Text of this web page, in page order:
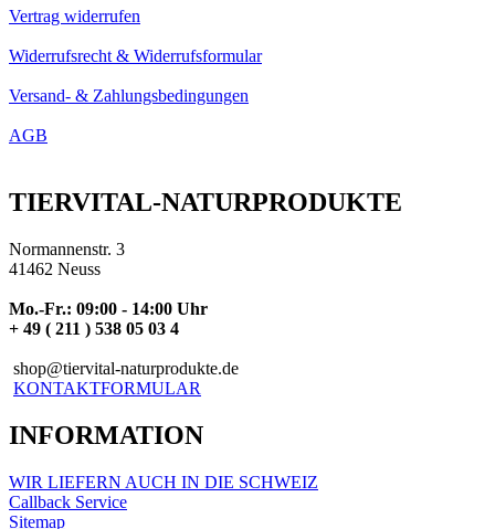
Vertrag widerrufen
Widerrufsrecht & Widerrufsformular
Versand- & Zahlungsbedingungen
AGB
TIERVITAL-NATURPRODUKTE
Normannenstr. 3
41462 Neuss
Mo.-Fr.: 09:00 - 14:00 Uhr
+ 49 ( 211 ) 538 05 03 4
shop@tiervital-naturprodukte.de
KONTAKTFORMULAR
INFORMATION
WIR LIEFERN AUCH IN DIE SCHWEIZ
Callback Service
Sitemap